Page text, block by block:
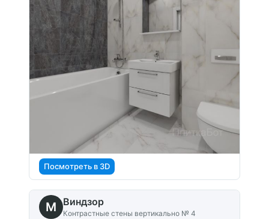
Посмотреть в 3D
M Виндзор
Контрастные стены вертикально № 4